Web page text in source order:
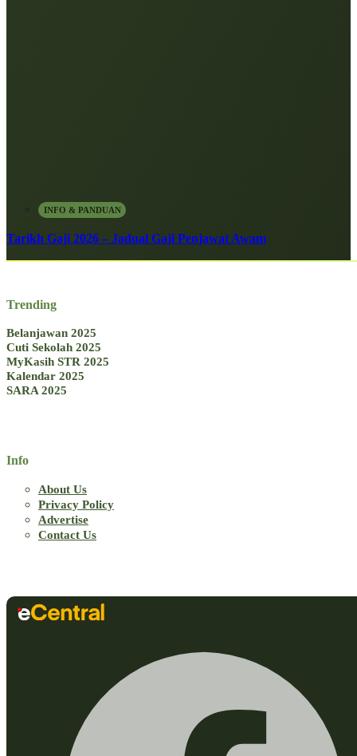
INFO & PANDUAN
Tarikh Gaji 2026 – Jadual Gaji Penjawat Awam
Trending
Belanjawan 2025
Cuti Sekolah 2025
MyKasih STR 2025
Kalendar 2025
SARA 2025
Info
About Us
Privacy Policy
Advertise
Contact Us